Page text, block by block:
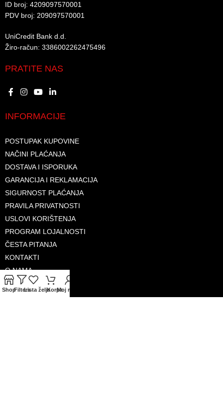
ID broj: 4209097570001​
PDV broj: 209097570001 ​
UniCredit Bank d.d.​
Žiro-račun: 3386002262475496​​
PRATITE NAS
INFORMACIJE
POSTUPAK KUPOVINE
NAČINI PLAĆANJA
DOSTAVA I ISPORUKA
GARANCIJA I REKLAMACIJA
SIGURNOST PLAĆANJA
PRAVILA PRIVATNOSTI
USLOVI KORIŠTENJA
PROGRAM LOJALNOSTI
ČESTA PITANJA
KONTAKTI
O NAMA
ShopFiltersLista željaKorpaMoj račun